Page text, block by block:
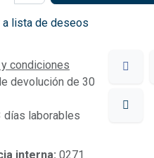
a lista de deseos
condiciones
devolución de 30
días laborables
interna: 0271